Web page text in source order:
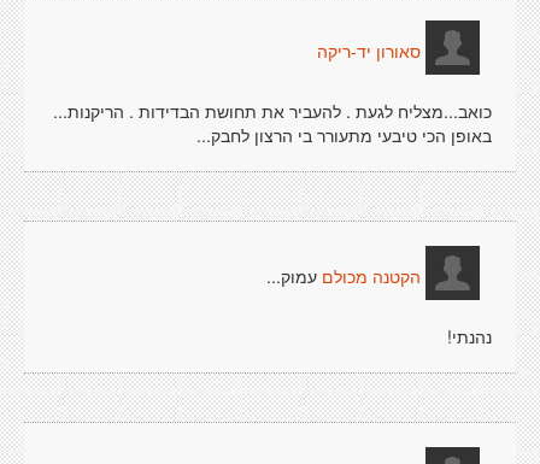
סאורון יד-ריקה
כואב...מצליח לגעת . להעביר את תחושת הבדידות . הריקנות...
באופן הכי טיבעי מתעורר בי הרצון לחבק...
הקטנה מכולם עמוק...
נהנתי!